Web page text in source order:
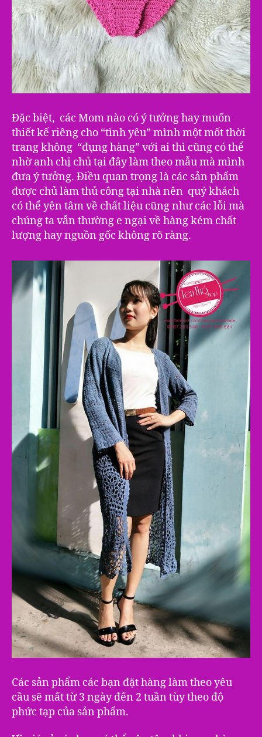
Đặc biệt, các Mom nào có ý tưởng hay muốn
thiết kế riêng cho “tình yêu” mình một mốt thời
trang không “đụng hàng” với ai thì cũng có thể
nhờ anh chị chủ tại đây làm theo mẫu mà mình
đưa ý tưởng. Điều quan trọng là các sản phẩm
được chủ làm thủ công tại nhà nên quý khách
có thể yên tâm về chất liệu cũng như các lỗi mà
chúng ta vẫn thường e ngại về hàng kém chất
lượng hay nguồn gốc không rõ ràng.
Các sản phẩm các bạn đặt hàng làm theo yêu
cầu sẽ mất từ 3 ngày đến 2 tuần tùy theo độ
phức tạp của sản phẩm.